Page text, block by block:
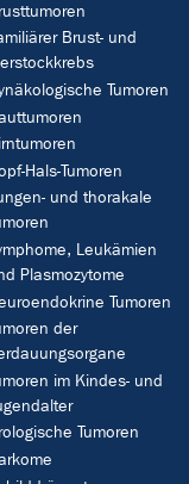
Brust- und
Tumoren
Hals-Tumoren
und thorakale
Leukämien
Plasmozytome
Tumoren
der
im Kindes- und
Tumoren